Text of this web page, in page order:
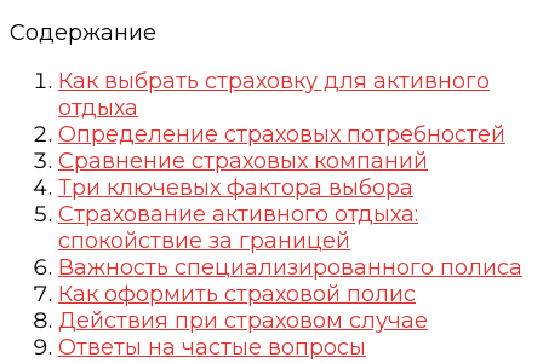
Содержание
Как выбрать страховку для активного
отдыха
Определение страховых потребностей
Сравнение страховых компаний
Три ключевых фактора выбора
Страхование активного отдыха:
спокойствие за границей
Важность специализированного полиса
Как оформить страховой полис
Действия при страховом случае
Ответы на частые вопросы